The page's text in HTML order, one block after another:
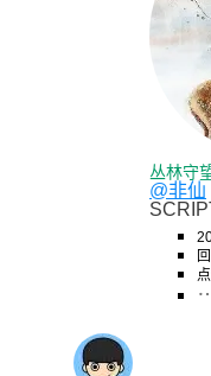
丛林守
@非仙